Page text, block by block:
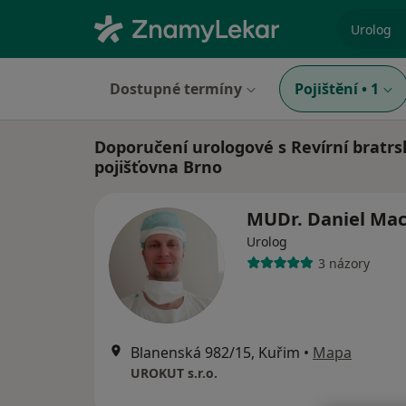
Dostupné termíny Pojištění • 1
Doporučení urologové s Revírní
pojišťovna Brno
MUDr. Daniel
Urolog
3 názory
Blanenská 982/15, Kuřim • Mapa
UROKUT s.r.o.